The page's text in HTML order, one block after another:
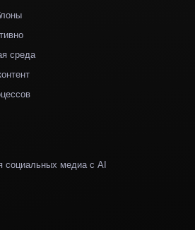
среда
социальных медиа с AI